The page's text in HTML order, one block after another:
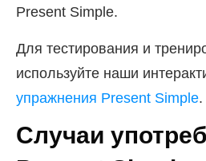
Present Simple.
Для тестирования и
используйте наши
упражнения Present Simple.
Случаи